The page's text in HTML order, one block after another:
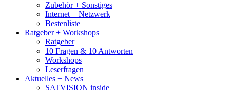
Zubehör + Sonstiges
Internet + Netzwerk
Bestenliste
Ratgeber + Workshops
Ratgeber
10 Fragen & 10 Antworten
Workshops
Leserfragen
Aktuelles + News
SATVISION inside